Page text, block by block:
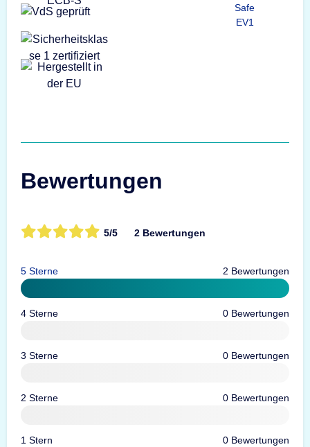
Safe
EV1
Bewertungen
5/5 2 Bewertungen
5 Sterne 2 Bewertungen
4 Sterne 0 Bewertungen
3 Sterne 0 Bewertungen
2 Sterne 0 Bewertungen
1 Stern 0 Bewertungen